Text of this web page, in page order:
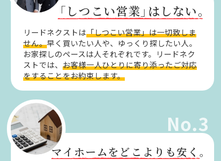
「しつこい営業」はしない。
リードネクストは「しつこい営業」は一切致しま
せん。早く買いたい人や、ゆっくり探したい人。
お家探しのペースは人それぞれです。リードネク
ストでは、お客様一人ひとりに寄り添ったご対応
をすることをお約束します。
No.3
マイホームをどこよりも安く。